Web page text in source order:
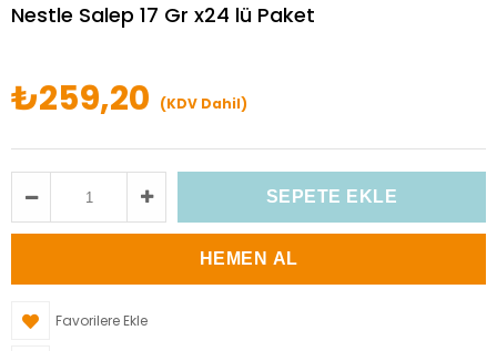
Nestle Salep 17 Gr x24 lü Paket
₺259,20 (KDV Dahil)
Favorilere Ekle